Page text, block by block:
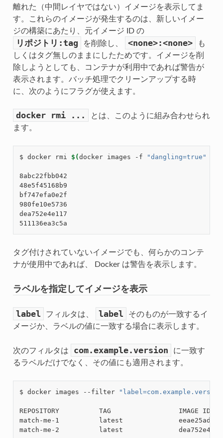
離れた（中間レイヤではない）イメージを表示してま
す。これらのイメージが発生するのは、新しいイメー
ジの構築にあたり、元イメージ ID の
リポジトリ:tag を削除し、 <none>:<none>
も
しくはタグ無しのままにしたためです。イメージを削
除しようとしても、コンテナが利用中であれば警告が
表示されます。バッチ処理でクリーンアップする時
に、次のようにフラグが使えます。
docker rmi ...
とは、このように組み合わせられ
ます。
$ docker rmi $(docker images -f "dangling=true"
8abc22fbb042
48e5f45168b9
bf747efa0e2f
980fe10e5736
dea752e4e117
タグ付けされていないイメージでも、何らかのコンテ
ナが使用中であれば、 Docker は警告を表示します。
ラベルを指定してイメージを表示
label フィルタは、 label
そのものが一致するイ
メージか、ラベルの値に一致する場合に表示します。
次のフィルタは com.example.version
に一致す
るラベルだけでなく、その値にも適用されます。
$ docker images --filter
REPOSITORY          TAG                 IMAGE
match-me-1          latest
match-me-2          latest